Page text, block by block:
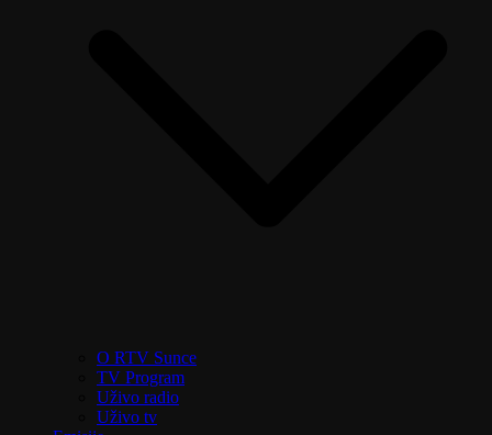
O RTV Sunce
TV Program
Uživo radio
Uživo tv